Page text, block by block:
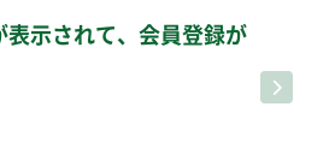
示されて、会員登録が